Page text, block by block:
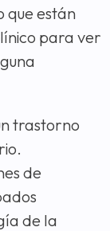
que están
para ver
trastorno
de
de la